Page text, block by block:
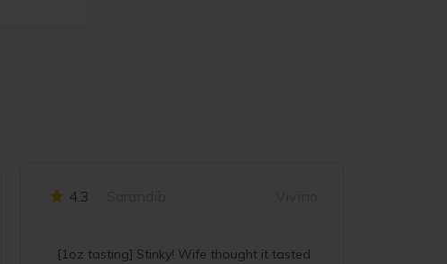
4.3
[1oz tasting] Stinky! Wife thought it tasted